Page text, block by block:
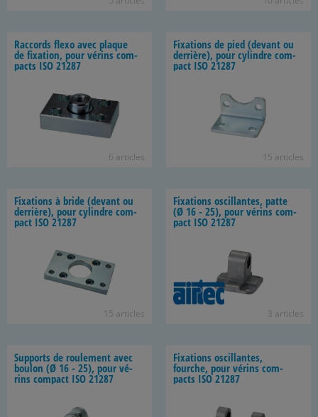
Rac­cords flexo avec plaque
de fixa­tion, pour vé­rins com­
pacts ISO 21287
6 ar­ticles
Fixa­tions de pied (de­vant ou
der­rière), pour cy­lindre com­
pact ISO 21287
15 ar­ticles
Fixa­tions à bride (de­vant ou
der­rière), pour cy­lindre com­
pact ISO 21287
15 ar­ticles
Fixa­tions os­cil­lantes, patte
(Ø 16 - 25), pour vé­rins com­
pact ISO 21287
3 ar­ticles
Sup­ports de rou­le­ment avec
bou­lon (Ø 16 - 25), pour vé­
rins com­pact ISO 21287
Fixa­tions os­cil­lantes,
fourche, pour vé­rins com­
pacts ISO 21287